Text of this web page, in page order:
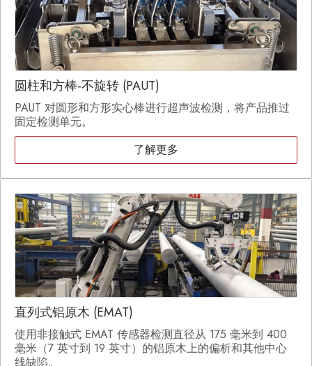
圆柱和方棒-不旋转 (PAUT)
PAUT 对圆形和方形实心棒进行超声波检测，将产品推过
固定检测单元。
了解更多
直列式铝原木 (EMAT)
使用非接触式 EMAT 传感器检测直径从 175 毫米到 400
毫米（7 英寸到 19 英寸）的铝原木上的偏析和其他中心
线缺陷。